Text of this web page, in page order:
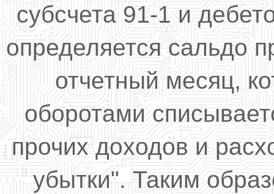
субсчета 91-1 и
определяется сальдо
отчетный месяц,
оборотами
прочих доходов и
убытки". Таким